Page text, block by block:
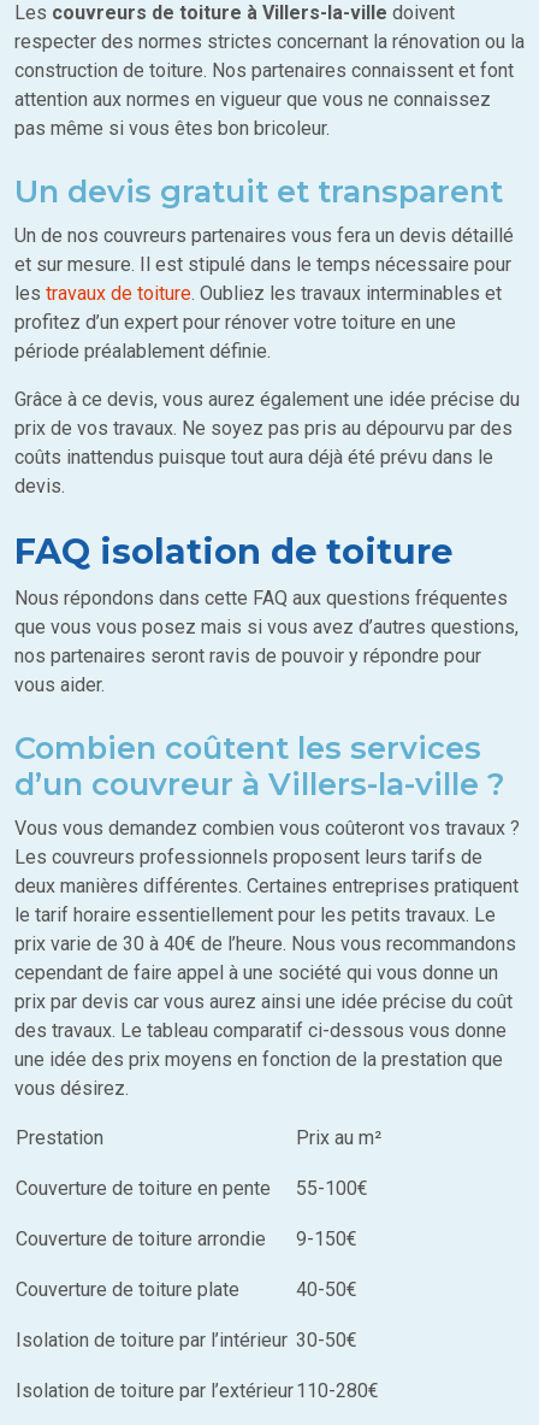
Les couvreurs de toiture à Villers-la-ville doivent
respecter des normes strictes concernant la rénovation ou la
construction de toiture. Nos partenaires connaissent et font
attention aux normes en vigueur que vous ne connaissez
pas même si vous êtes bon bricoleur.
Un devis gratuit et transparent
Un de nos couvreurs partenaires vous fera un devis détaillé
et sur mesure. Il est stipulé dans le temps nécessaire pour
les travaux de toiture. Oubliez les travaux interminables et
profitez d’un expert pour rénover votre toiture en une
période préalablement définie.
Grâce à ce devis, vous aurez également une idée précise du
prix de vos travaux. Ne soyez pas pris au dépourvu par des
coûts inattendus puisque tout aura déjà été prévu dans le
devis.
FAQ isolation de toiture
Nous répondons dans cette FAQ aux questions fréquentes
que vous vous posez mais si vous avez d’autres questions,
nos partenaires seront ravis de pouvoir y répondre pour
vous aider.
Combien coûtent les services
d’un couvreur à Villers-la-ville ?
Vous vous demandez combien vous coûteront vos travaux ?
Les couvreurs professionnels proposent leurs tarifs de
deux manières différentes. Certaines entreprises pratiquent
le tarif horaire essentiellement pour les petits travaux. Le
prix varie de 30 à 40€ de l’heure. Nous vous recommandons
cependant de faire appel à une société qui vous donne un
prix par devis car vous aurez ainsi une idée précise du coût
des travaux. Le tableau comparatif ci-dessous vous donne
une idée des prix moyens en fonction de la prestation que
vous désirez.
Prestation Prix au m²
Couverture de toiture en pente 55-100€
Couverture de toiture arrondie 9-150€
Couverture de toiture plate 40-50€
Isolation de toiture par l’intérieur 30-50€
Isolation de toiture par l’extérieur110-280€